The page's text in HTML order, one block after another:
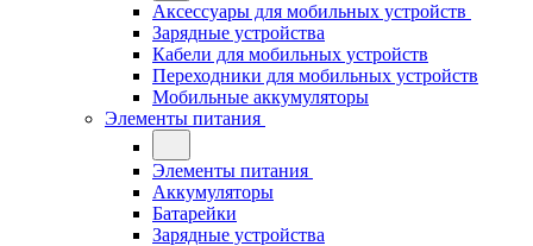
Аксессуары для мобильных устройств
Зарядные устройства
Кабели для мобильных устройств
Переходники для мобильных устройств
Мобильные аккумуляторы
Элементы питания
Элементы питания
Аккумуляторы
Батарейки
Зарядные устройства